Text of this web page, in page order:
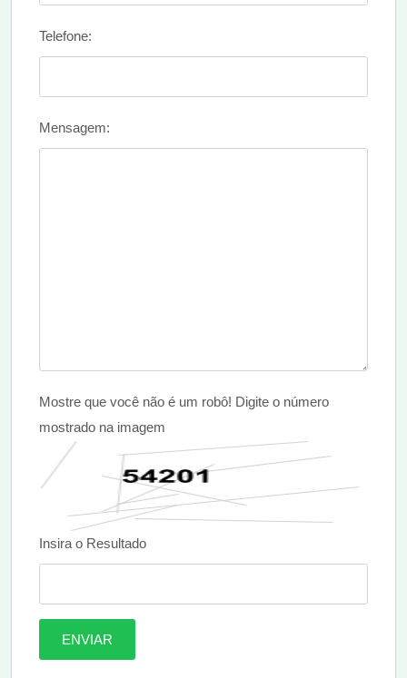
Telefone:
Mensagem:
Mostre que você não é um robô! Digite o número
mostrado na imagem
Insira o Resultado
ENVIAR